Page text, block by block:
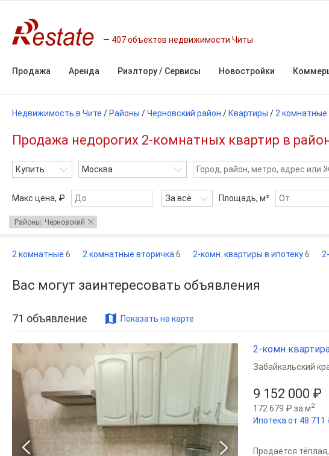
407 объектов недвижимости Читы
Продажа Аренда Риэлтору / Сервисы Новостройки
Недвижимость в Чите / Районы /Черновский район / Квартиры / 2 комнатные
Продажа недорогих 2-комнатных квартир в
Купить Москва
Макс цена, ₽ За всё Площадь, м²
Районы: Черновский
2 комнатные 6 2 комнатные вторичка 6 2-комн. квартиры в ипотеку6
Вас могут заинтересовать объявления
71 объявление Показать на карте
2-комн
9 152 000 ₽
172 679 ₽ за м2
Ипотека от 48
Забайкальский
Продаётся